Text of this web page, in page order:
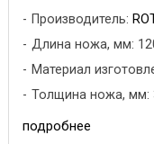
Производитель:
Длина ножа, мм:
Материал
Толщина ножа, мм:
подробнее